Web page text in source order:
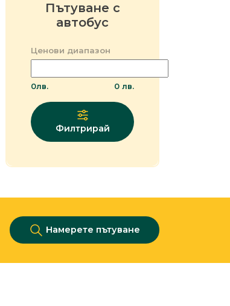
Пътуване с
автобус
Ценови диапазон
0лв. 0 лв.
Филтрирай
Намерете пътуване